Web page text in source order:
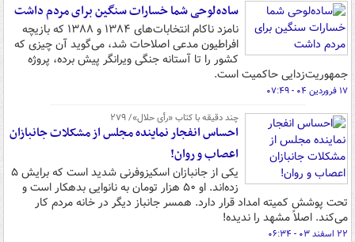
ساده‌لوحی شما خسارات سنگین برای مردم داشت
نامزد ناکام انتخابات‌های ۱۳۸۴ و ۱۳۸۸ که بازیچه
افراطیون مدعی اصلاحات شد، می‌گوید آن چیزی که
کشور را تا آستانه جنگی ویرانگر پیش برده، پروژه
جمهوریت‌زدایی حاکمیت است.
۱۷ فروردین ۰۴ - ۰۷:۴۹
چند دقیقه با کتاب‌ «رأی حلال»/ ۲۷۹
احساس انفجار نماینده مجلس از مشکلات جانبازان
اعصاب و روان!
یکی از جانبازان اسکیزوفرنی شدید است که برایش ۵
زده‌اند. او ۵۰ هزار تومان به نانوایی بدهکار است و
تحت پوشش کمیته امداد قرار دارد. همسر جانباز دیگر در خانه مردم کار
می‌کند. اصلاً مشهد را ندیده!
۲۲ اسفند ۰۳ - ۰۶:۳۴